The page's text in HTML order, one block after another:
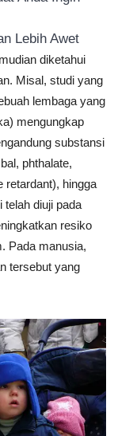
Lebih Awet
diketahui
Misal, studi yang
lembaga yang
mengungkap
substansi
phthalate,
retardant), hingga
telah diuji pada
resiko
Pada manusia,
tersebut yang